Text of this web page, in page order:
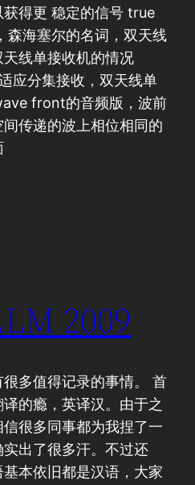
得更 稳定的信号 true
海塞尔的名词，双天线
线单接收机的情况
应分集接收，双天线单
front的音频版，波前
传递的波上相位相同的
2009
多值得记录的事情。 首
的瘾，英译汉。由于之
很多同事都为我捏了一
出了很多汗。不过还
本依旧都是汉语，大家